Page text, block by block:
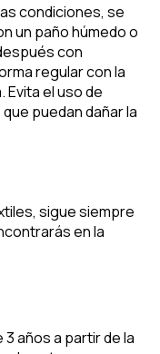
condiciones, se
un paño húmedo o
con
regular con la
Evita el uso de
puedan dañar la
sigue siempre
en la
años a partir de la